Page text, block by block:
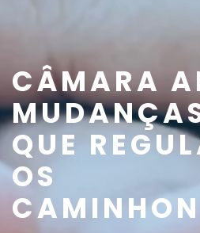
CÂMARA
QUE
OS